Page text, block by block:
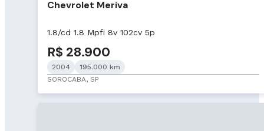
Chevrolet Meriva
1.8/cd 1.8 Mpfi 8v 102cv 5p
R$ 28.900
2004
195.000 km
SOROCABA, SP